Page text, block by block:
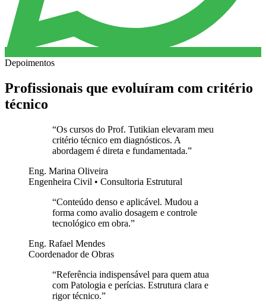
Depoimentos
Profissionais que evoluíram com critério
técnico
“Os cursos do Prof. Tutikian elevaram meu
critério técnico em diagnósticos. A
abordagem é direta e fundamentada.”
Eng. Marina Oliveira
Engenheira Civil • Consultoria Estrutural
“Conteúdo denso e aplicável. Mudou a
forma como avalio dosagem e controle
tecnológico em obra.”
Eng. Rafael Mendes
Coordenador de Obras
“Referência indispensável para quem atua
com Patologia e perícias. Estrutura clara e
rigor técnico.”